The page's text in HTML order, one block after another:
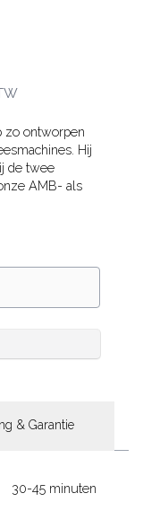
zo ontworpen
Hij
de twee
AMB- als
& Garantie
30-45 minuten